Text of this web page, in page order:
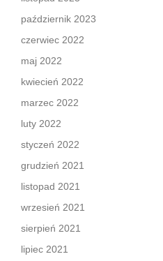
październik 2023
czerwiec 2022
maj 2022
kwiecień 2022
marzec 2022
luty 2022
styczeń 2022
grudzień 2021
listopad 2021
wrzesień 2021
sierpień 2021
lipiec 2021